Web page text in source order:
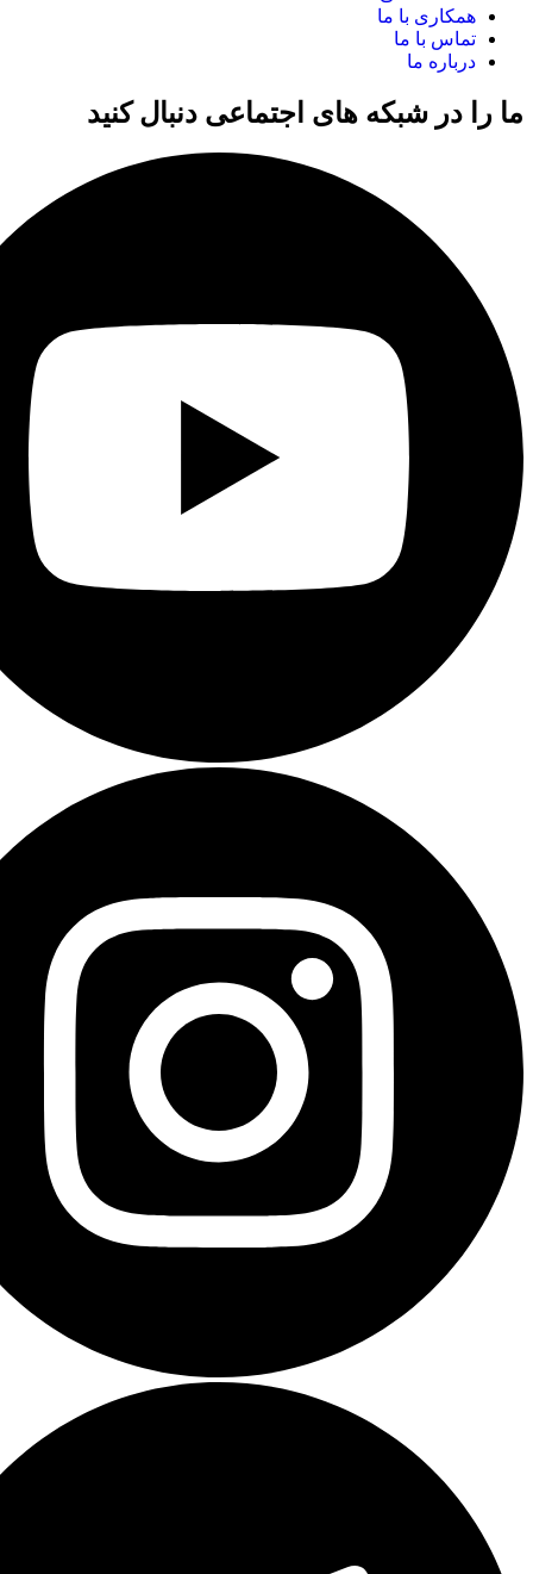
همکاری با ما
تماس با ما
درباره ما
ما را در شبکه های اجتماعی دنبال کنید